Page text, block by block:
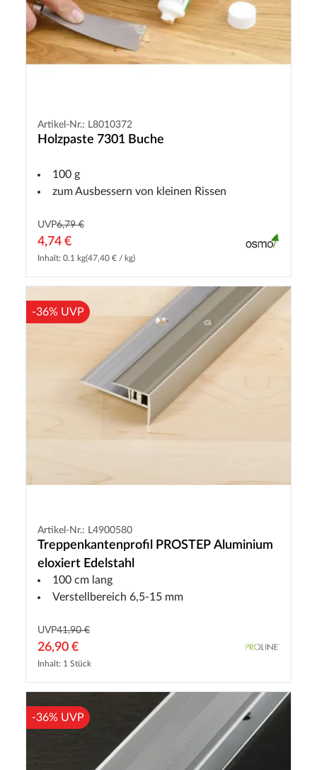
Artikel-Nr.: L8010372
Holzpaste 7301 Buche
100 g
zum Ausbessern von kleinen Rissen
UVP6,79 €
4,74 €
Inhalt: 0.1 kg(47,40 € / kg)
-36% UVP
Artikel-Nr.: L4900580
Treppenkantenprofil PROSTEP Aluminium
eloxiert Edelstahl
100 cm lang
Verstellbereich 6,5-15 mm
UVP41,90 €
26,90 €
Inhalt: 1 Stück
-36% UVP